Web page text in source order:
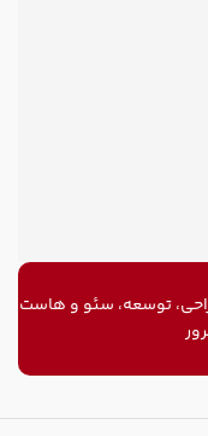
توسعه، سئو و هاست